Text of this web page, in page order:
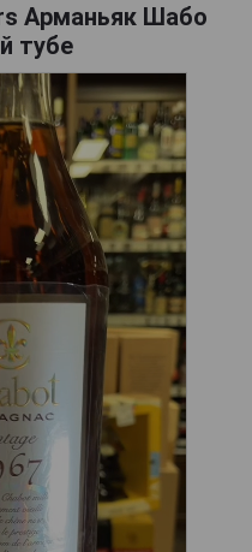
Арманьяк Шабо
тубе